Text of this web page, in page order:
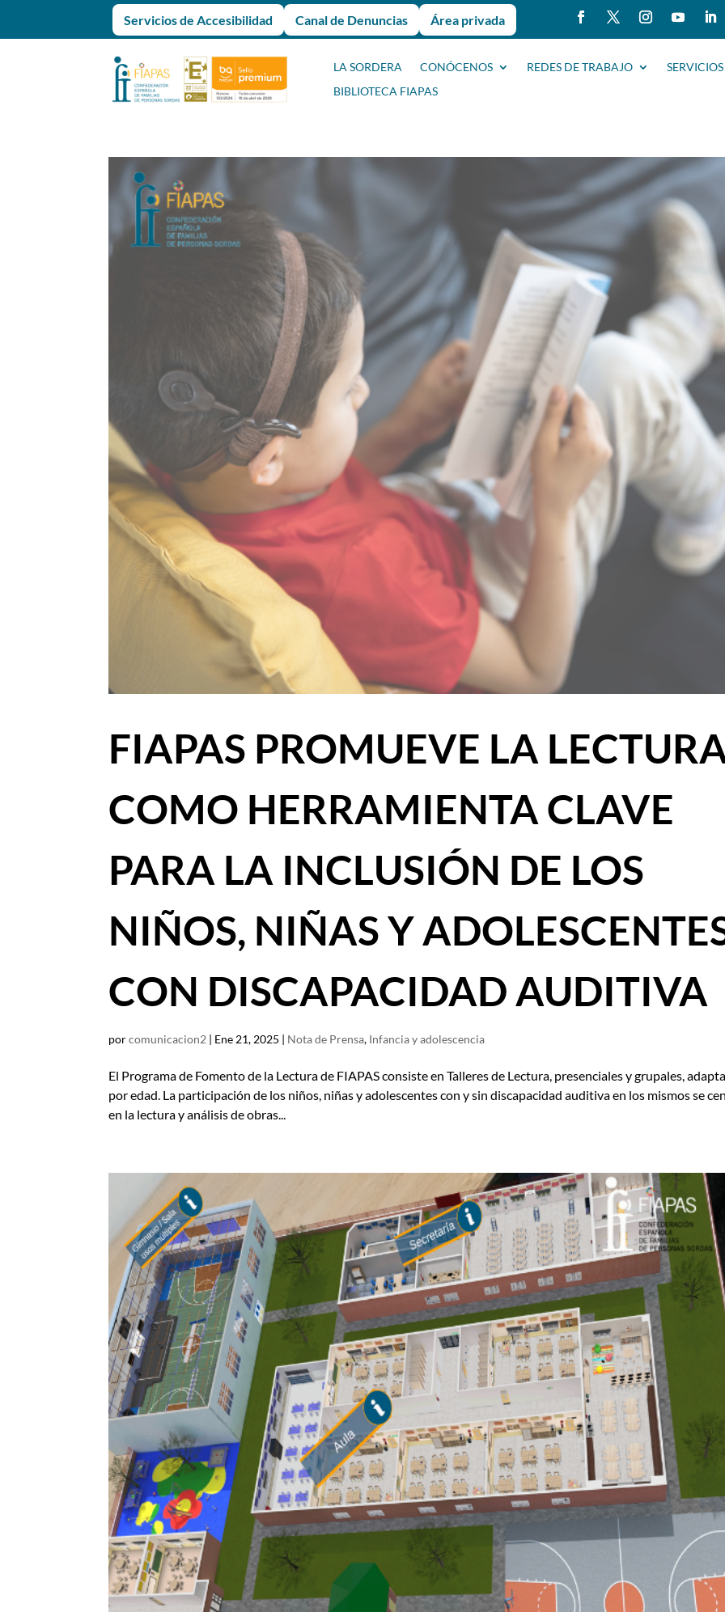
Servicios de Accesibilidad Canal de Denuncias Área privada
LA SORDERA CONÓCENOS REDES DE TRABAJO
SERVICIOS
BIBLIOTECA FIAPAS
FIAPAS PROMUEVE LA
COMO HERRAMIENTA CLAVE
PARA LA INCLUSIÓN DE LOS
NIÑOS, NIÑAS Y
CON DISCAPACIDAD AUDITIVA
porcomunicacion2 | Ene 21, 2025 | Nota de Prensa, Infancia y adolescencia
El Programa de Fomento de la Lectura de FIAPAS consiste en Talleres de Lectura, presenciales y grupales,
por edad. La participación de los niños, niñas y adolescentes con y sin discapacidad auditiva en los mismos se
en la lectura y análisis de obras...